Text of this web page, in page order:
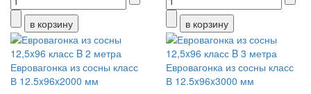
Евровагонка из сосны класс
В 12.5x96x2000 мм
Евровагонка из сосны класс
В 12.5x96x3000 мм